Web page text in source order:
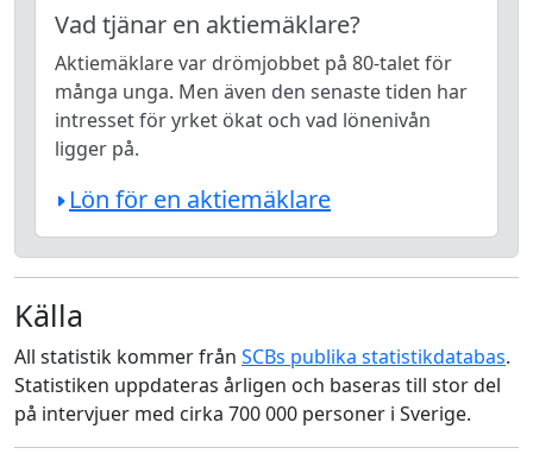
Vad tjänar en aktiemäklare?
Aktiemäklare var drömjobbet på 80-talet för
många unga. Men även den senaste tiden har
intresset för yrket ökat och vad lönenivån
ligger på.
Lön för en aktiemäklare
Källa
All statistik kommer från SCBs publika statistikdatabas.
Statistiken uppdateras årligen och baseras till stor del
på intervjuer med cirka 700 000 personer i Sverige.